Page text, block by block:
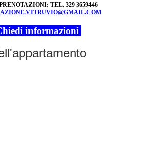
TEL. 329 3659446
informazioni